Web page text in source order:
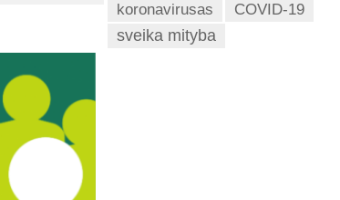
koronavirusas
COVID-19
sveika mityba